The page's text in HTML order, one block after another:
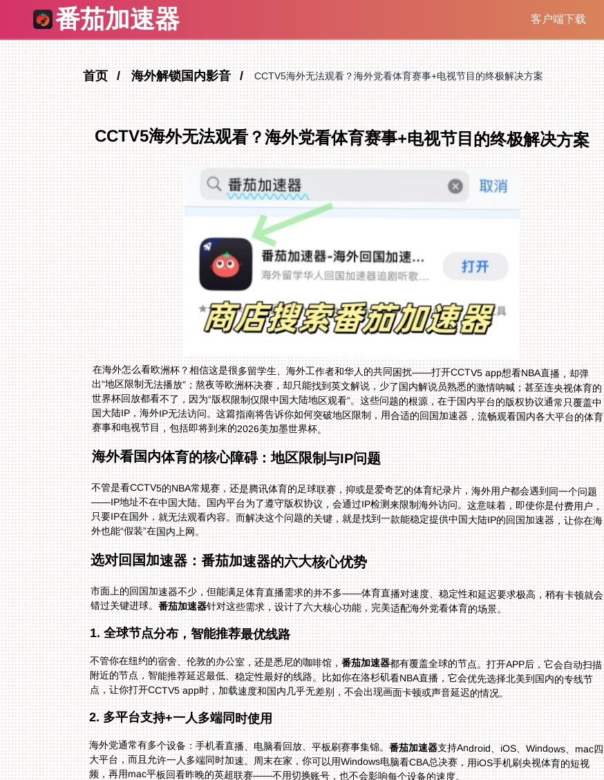
番茄加速器 客户端下载
首页 海外解锁国内影音 CCTV5海外无法观看？海外党看体育赛事+电视节目的终极解决方案
CCTV5海外无法观看？海外党看体育赛事+电视节目的终极解决方案
在海外怎么看欧洲杯？相信这是很多留学生、海外工作者和华人的共同困扰——打开CCTV5 app想看NBA直播，却弹
出“地区限制无法播放”；熬夜等欧洲杯决赛，却只能找到英文解说，少了国内解说员熟悉的激情呐喊；甚至连央视体育的
世界杯回放都看不了，因为“版权限制仅限中国大陆地区观看”。这些问题的根源，在于国内平台的版权协议通常只覆盖中
国大陆IP，海外IP无法访问。这篇指南将告诉你如何突破地区限制，用合适的回国加速器，流畅观看国内各大平台的体育
赛事和电视节目，包括即将到来的2026美加墨世界杯。
海外看国内体育的核心障碍：地区限制与IP问题
不管是看CCTV5的NBA常规赛，还是腾讯体育的足球联赛，抑或是爱奇艺的体育纪录片，海外用户都会遇到同一个问题
——IP地址不在中国大陆。国内平台为了遵守版权协议，会通过IP检测来限制海外访问。这意味着，即使你是付费用户，
只要IP在国外，就无法观看内容。而解决这个问题的关键，就是找到一款能稳定提供中国大陆IP的回国加速器，让你在海
外也能“假装”在国内上网。
选对回国加速器：番茄加速器的六大核心优势
市面上的回国加速器不少，但能满足体育直播需求的并不多——体育直播对速度、稳定性和延迟要求极高，稍有卡顿就会
错过关键进球。番茄加速器针对这些需求，设计了六大核心功能，完美适配海外党看体育的场景。
1. 全球节点分布，智能推荐最优线路
不管你在纽约的宿舍、伦敦的办公室，还是悉尼的咖啡馆，番茄加速器都有覆盖全球的节点。打开APP后，它会自动扫描
附近的节点，智能推荐延迟最低、稳定性最好的线路。比如你在洛杉矶看NBA直播，它会优先选择北美到国内的专线节
点，让你打开CCTV5 app时，加载速度和国内几乎无差别，不会出现画面卡顿或声音延迟的情况。
2. 多平台支持+一人多端同时使用
海外党通常有多个设备：手机看直播、电脑看回放、平板刷赛事集锦。番茄加速器支持Android、iOS、Windows、mac四
大平台，而且允许一人多端同时加速。周末在家，你可以用Windows电脑看CBA总决赛，用iOS手机刷央视体育的短视
频，再用mac平板回看昨晚的英超联赛——不用切换账号，也不会影响每个设备的速度。